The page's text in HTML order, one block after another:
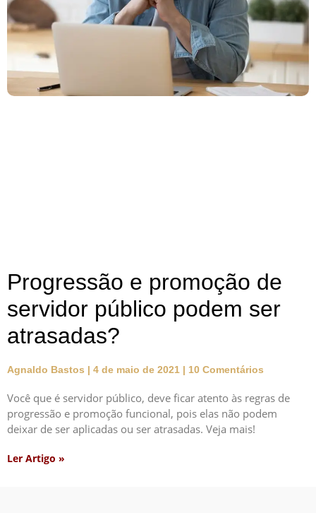
Progressão e promoção de
servidor público podem ser
atrasadas?
Agnaldo Bastos 4 de maio de 2021 10 Comentários
Você que é servidor público, deve ficar atento às regras de
progressão e promoção funcional, pois elas não podem
deixar de ser aplicadas ou ser atrasadas. Veja mais!
Ler Artigo »